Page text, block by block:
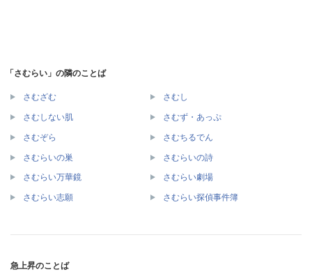
「さむらい」の隣のことば
さむざむ さむし
さむしない肌 さむず・あっぷ
さむぞら さむちるでん
さむらいの巣 さむらいの詩
さむらい万華鏡 さむらい劇場
さむらい志願 さむらい探偵事件簿
急上昇のことば